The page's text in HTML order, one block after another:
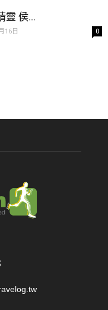
靈 侯...
16日 0